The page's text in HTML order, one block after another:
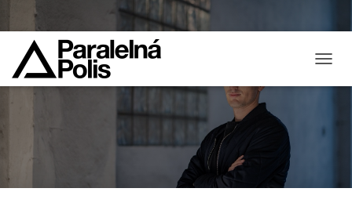
O
L
V